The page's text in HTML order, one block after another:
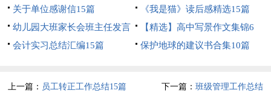
关于单位感谢信15篇
《我是猫》读后感精选15篇
幼儿园大班家长会班主任发言
稿
【精选】高中写景作文集锦6
篇
会计实习总结汇编15篇 保护地球的建议书合集10篇
上一篇： 员工转正工作总结15篇 下一篇： 班级管理工作总结